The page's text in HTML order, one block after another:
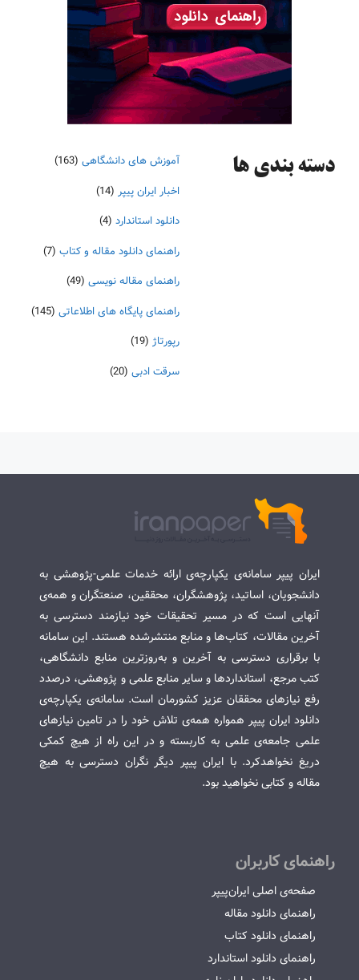
دسته‌ بندی ها آموزش های دانشگاهی (163)
اخبار ایران پیپر (14)
دانلود استاندارد (4)
راهنمای دانلود مقاله و کتاب (7)
راهنمای مقاله نویسی (49)
راهنمای پایگاه های اطلاعاتی (145)
رپورتاژ (19)
سرقت ادبی (20)
ایران پیپر سامانه‌ی یکپارچه‌ی ارائه خدمات علمی-پژوهشی به
دانشجویان، اساتید، پژوهشگران، محققین، صنعتگران و همه‌ی
آنهایی است که در مسیر تحقیقات خود نیازمند دسترسی به
آخرین مقالات، کتاب‌ها و منابع منتشرشده هستند. این سامانه
با برقراری دسترسی به آخرین و به‌روزترین منابع دانشگاهی،
کتب مرجع، استانداردها و سایر منابع علمی و پژوهشی، درصدد
رفع نیازهای محققان عزیز کشورمان است. سامانه‌ی یکپارچه‌ی
دانلود ایران پیپر همواره همه‌ی تلاش خود را در تامین نیازهای
علمی جامعه‌ی علمی به کاربسته و در این راه از هیچ کمکی
دریغ نخواهدکرد. با ایران پیپر دیگر نگران دسترسی به هیچ
مقاله و کتابی نخواهید بود.
راهنمای کاربران
صفحه‌ی اصلی ایران‌پیپر
راهنمای دانلود مقاله
راهنمای دانلود کتاب
راهنمای دانلود استاندارد